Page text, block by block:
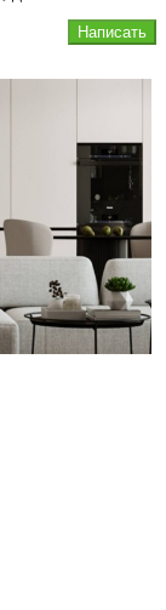
Написать